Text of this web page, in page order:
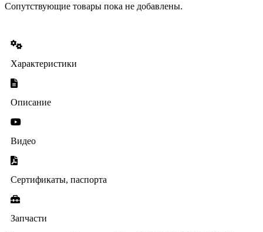
Сопутствующие товары пока не добавлены.
Характеристики
Описание
Видео
Сертификаты, паспорта
Запчасти